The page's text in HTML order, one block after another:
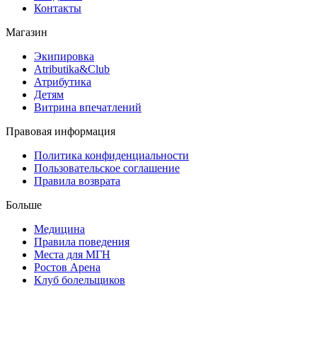
Контакты
Магазин
Экипировка
Atributika&Club
Атрибутика
Детям
Витрина впечатлений
Правовая информация
Политика конфиденциальности
Пользовательское соглашение
Правила возврата
Больше
Медицина
Правила поведения
Места для МГН
Ростов Арена
Клуб болельщиков